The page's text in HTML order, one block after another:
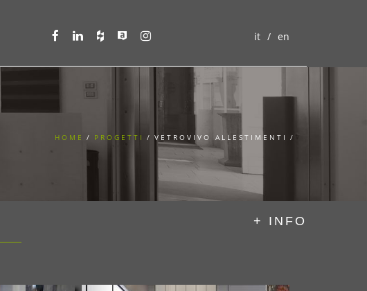
it en
HOME / PROGETTI / VETROVIVO ALLESTIMENTI /
+ INFO